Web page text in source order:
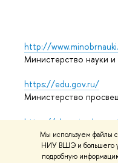
Мы используем файлы
НИУ ВШЭ и большего
подробную
http://
Министерство науки
https://edu.gov.ru/
Министерство
https://
Массовые открытые